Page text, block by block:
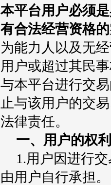
本平台用户必须
有合法经营资格
为能力人以及无
用户或超过其民
与本平台进行交
止与该用户的交
法律责任。
一、用户的权
1.用户因进行
由用户自行承担。